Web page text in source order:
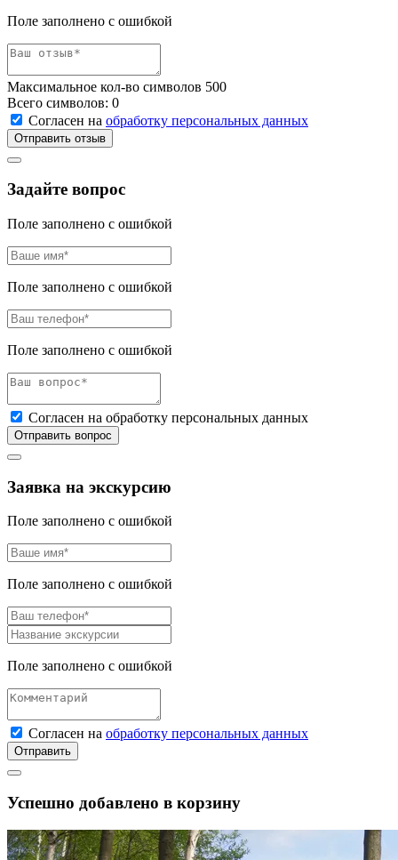
Поле заполнено с ошибкой
Максимальное кол-во символов 500
Всего символов: 0
Согласен на обработку персональных данных
Отправить отзыв
Задайте вопрос
Поле заполнено с ошибкой
Поле заполнено с ошибкой
Поле заполнено с ошибкой
Согласен на обработку персональных данных
Отправить вопрос
Заявка на экскурсию
Поле заполнено с ошибкой
Поле заполнено с ошибкой
Поле заполнено с ошибкой
Согласен на обработку персональных данных
Отправить
Успешно добавлено в корзину